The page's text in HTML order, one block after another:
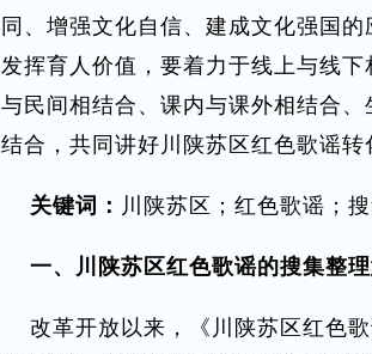
同、增强文化自信、建成文化强国
发挥育人价值，要着力于线上与线
与民间相结合、课内与课外相结合
结合，共同讲好川陕苏区红色歌谣转
关键词： 川陕苏区；红色歌谣；
一、川陕苏区红色歌谣的搜集整
改革开放以来，《川陕苏区红色